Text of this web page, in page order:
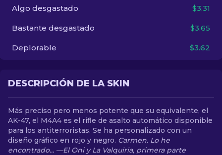
Algo desgastado $3.31
Bastante desgastado $3.65
Deplorable $3.62
DESCRIPCIÓN DE LA SKIN
Más preciso pero menos potente que su equivalente, el
AK-47, el M4A4 es el rifle de asalto automático disponible
para los antiterroristas. Se ha personalizado con un
diseño gráfico en rojo y negro. Carmen. Lo he
encontrado... —El Oni y La Valquiria, primera parte